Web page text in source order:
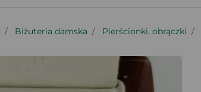
Biżuteria damska Pierścionki, obrączki